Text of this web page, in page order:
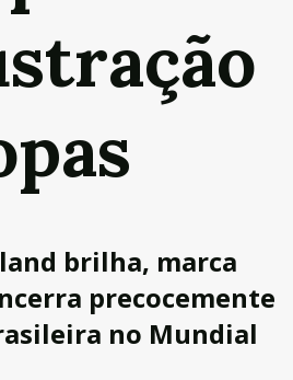
brilha, marca
precocemente
no Mundial